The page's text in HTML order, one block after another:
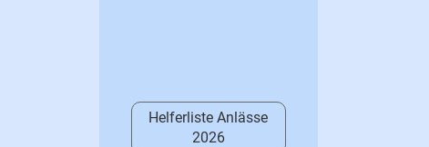
Helferliste Anlässe
2026